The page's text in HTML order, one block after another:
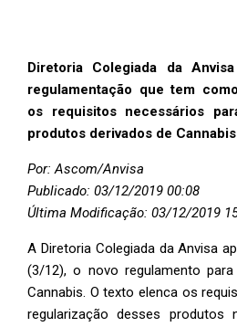
Diretoria Colegiada da
regulamentação que tem
os requisitos necessários
produtos derivados de
Por: Ascom/Anvisa
Publicado: 03/12/2019 00:08
Última Modificação: 03/12/2019
A Diretoria Colegiada da Anvisa
(3/12), o novo regulamento
Cannabis. O texto elenca os
regularização desses produtos